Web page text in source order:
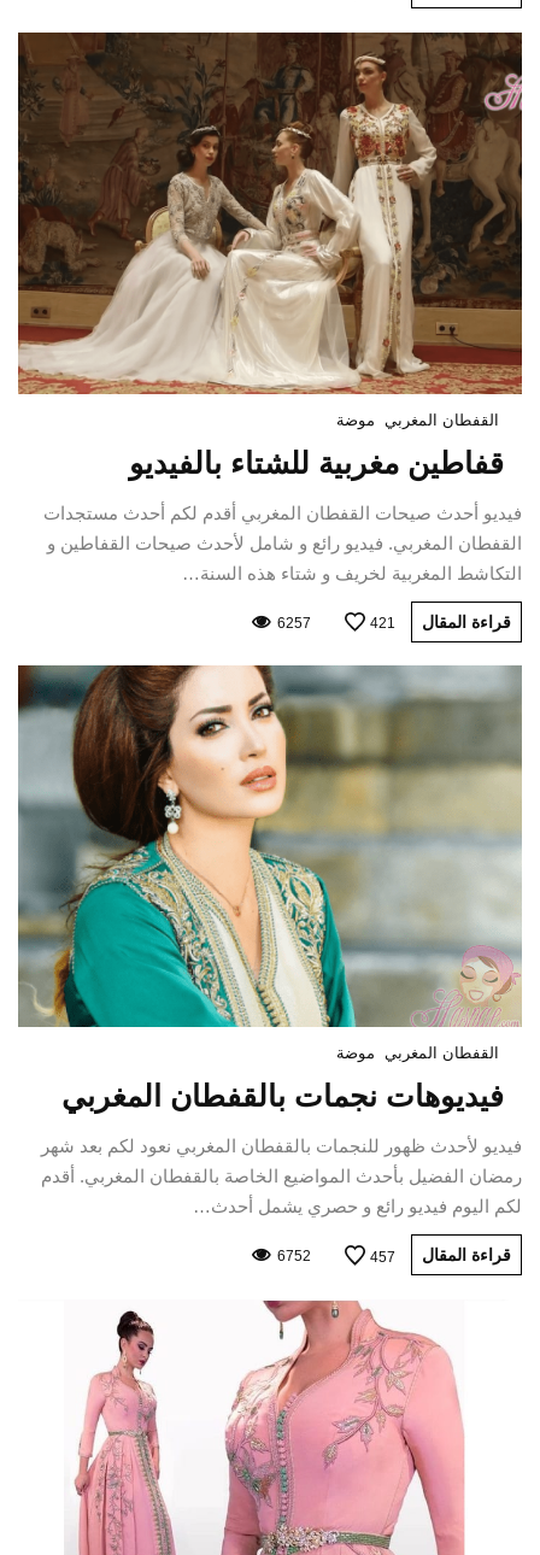
القفطان المغربي موضة
قفاطين مغربية للشتاء بالفيديو
فيديو أحدث صيحات القفطان المغربي أقدم لكم أحدث مستجدات
القفطان المغربي. فيديو رائع و شامل لأحدث صيحات القفاطين و
التكاشط المغربية لخريف و شتاء هذه السنة…
قراءة المقال 421
6257
القفطان المغربي موضة
فيديوهات نجمات بالقفطان المغربي
فيديو لأحدث ظهور للنجمات بالقفطان المغربي نعود لكم بعد شهر
رمضان الفضيل بأحدث المواضيع الخاصة بالقفطان المغربي. أقدم
لكم اليوم فيديو رائع و حصري يشمل أحدث…
قراءة المقال 457
6752